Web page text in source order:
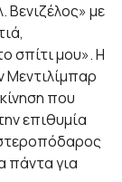
με
σπίτι μου». Η
Μεντιλίμπαρ
που
επιθυμία
πάντα για